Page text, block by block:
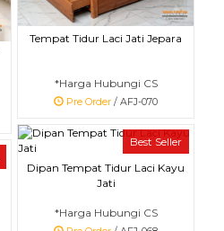
Tempat Tidur Laci Jati Jepara
*Harga Hubungi CS
Pre Order / AFJ-070
Best Seller
Dipan Tempat Tidur Laci Kayu
Jati
*Harga Hubungi CS